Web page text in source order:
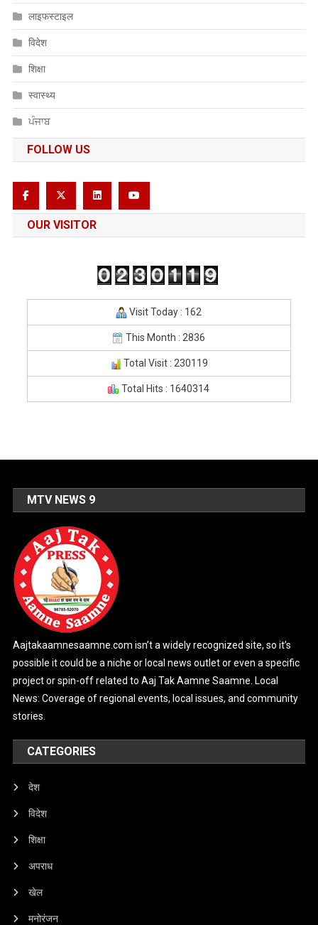
लाइफस्टाइल
विदेश
शिक्षा
स्वास्थ्य
ਪੰਜਾਬ
FOLLOW US
OUR VISITOR
Visit Today : 162
This Month : 2836
Total Visit : 230119
Total Hits : 1640314
MTV NEWS 9
Aajtakaamnesaamne.com isn’t a widely recognized site, so it’s
possible it could be a niche or local news outlet or even a specific
project or spin-off related to Aaj Tak Aamne Saamne. Local
News: Coverage of regional events, local issues, and community
stories.
CATEGORIES
देश
विदेश
शिक्षा
अपराध
खेल
मनोरंजन